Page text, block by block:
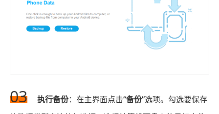
03 执行备份：在主界面点击“备份”选项。勾选要保存